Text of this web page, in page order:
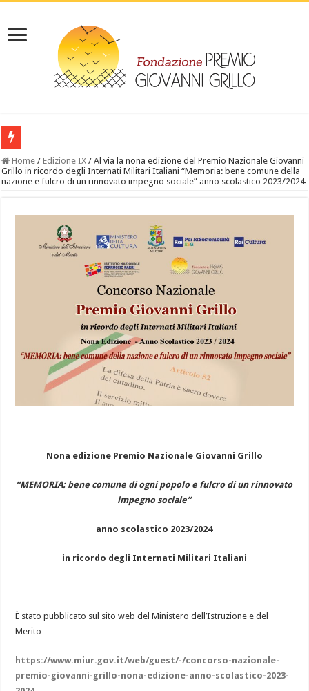
IL LIBRO: Leggi “Giovanni Grillo da Melissa al lager- la vicenda di un
Home / Edizione IX / Al via la nona edizione del Premio Nazionale Giovanni
Grillo in ricordo degli Internati Militari Italiani “Memoria: bene comune della
nazione e fulcro di un rinnovato impegno sociale” anno scolastico 2023/2024
Nona edizione Premio Nazionale Giovanni Grillo
“MEMORIA: bene comune di ogni popolo e fulcro di un rinnovato
impegno sociale”
anno scolastico 2023/2024
in ricordo degli Internati Militari Italiani
È stato pubblicato sul sito web del Ministero dell’Istruzione e del
Merito
https://www.miur.gov.it/web/guest/-/concorso-nazionale-
premio-giovanni-grillo-nona-edizione-anno-scolastico-2023-